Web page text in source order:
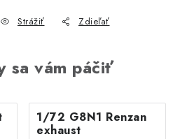
Strážiť Zdieľať
sa vám páčiť
1/72 G8N1 Renzan
exhaust